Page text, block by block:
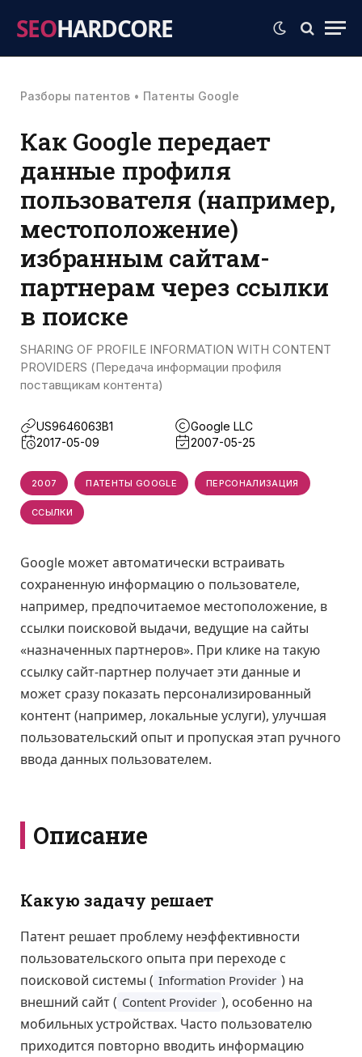
SEOHARDCORE
Разборы патентов • Патенты Google
Как Google передает
данные профиля
пользователя (например,
местоположение)
избранным сайтам-
партнерам через ссылки
в поиске
SHARING OF PROFILE INFORMATION WITH CONTENT
PROVIDERS (Передача информации профиля
поставщикам контента)
US9646063B1
Google LLC
2017-05-09
2007-05-25
2007 ПАТЕНТЫ GOOGLE ПЕРСОНАЛИЗАЦИЯ
ССЫЛКИ
Google может автоматически встраивать
сохраненную информацию о пользователе,
например, предпочитаемое местоположение, в
ссылки поисковой выдачи, ведущие на сайты
«назначенных партнеров». При клике на такую
ссылку сайт-партнер получает эти данные и
может сразу показать персонализированный
контент (например, локальные услуги), улучшая
пользовательский опыт и пропуская этап ручного
ввода данных пользователем.
Описание
Какую задачу решает
Патент решает проблему неэффективности
пользовательского опыта при переходе с
поисковой системы ( Information Provider ) на
внешний сайт ( Content Provider ), особенно на
мобильных устройствах. Часто пользователю
приходится повторно вводить информацию